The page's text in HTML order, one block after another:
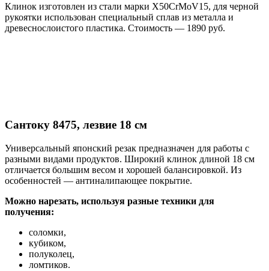
Клинок изготовлен из стали марки X50CrMoV15, для черной
рукоятки использован специальный сплав из металла и
древеснослоистого пластика. Стоимость — 1890 руб.
Сантоку 8475, лезвие 18 см
Универсальный японский резак предназначен для работы с
разными видами продуктов. Широкий клинок длиной 18 см
отличается большим весом и хорошей балансировкой. Из
особенностей — антиналипающее покрытие.
Можно нарезать, используя разные техники для
получения:
соломки,
кубиком,
полуколец,
ломтиков.